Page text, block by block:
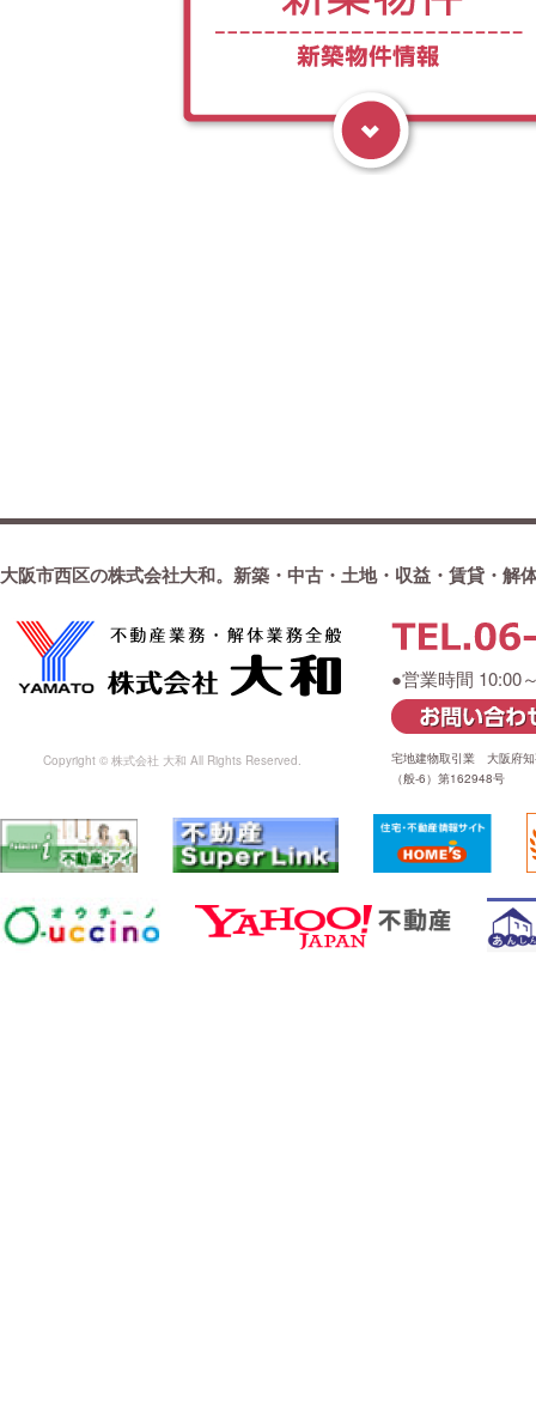
大阪市西区の株式会社大和。新築・中古・土地・収益・賃貸・解
Copyright © 株式会社 大和 All Rights Reserved.
●営業時間 10:00
宅地建物取引業 大阪府
（般-6）第162948号